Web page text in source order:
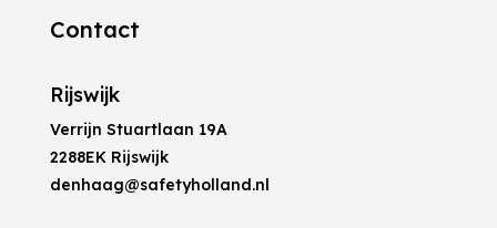
Contact
Rijswijk
Verrijn Stuartlaan 19A
2288EK Rijswijk
denhaag@safetyholland.nl